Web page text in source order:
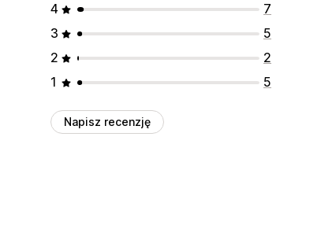
4
7
3
5
2
2
1
5
Napisz recenzję